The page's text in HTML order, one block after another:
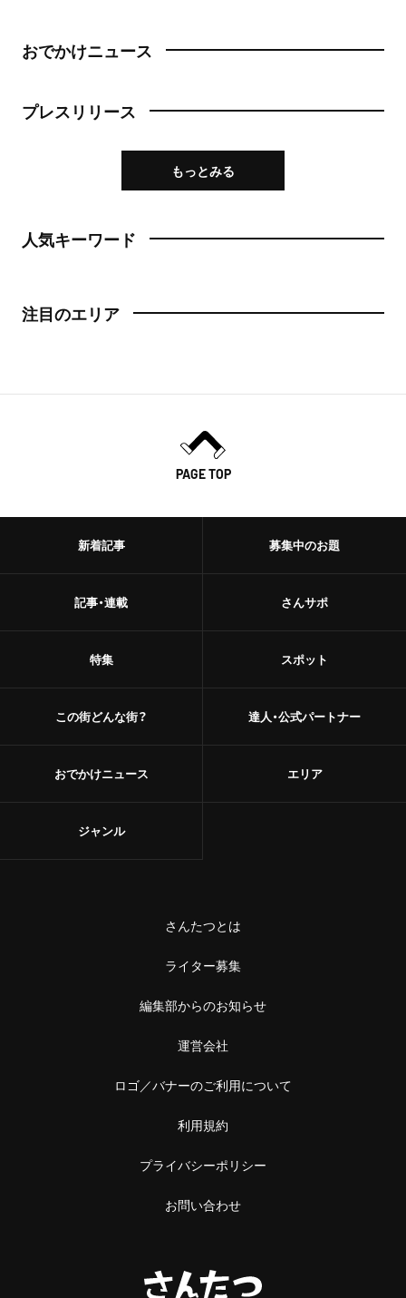
おでかけニュース
プレスリリース
もっとみる
人気キーワード
注目のエリア
PAGE TOP
新着記事
記事・連載
特集
この街どんな街？
おでかけニュース
募集中のお題
さんサポ
スポット
達人・公式パートナー
エリア
ジャンル
さんたつとは
ライター募集
編集部からのお知らせ
運営会社
ロゴ／バナーのご利用について
利用規約
プライバシーポリシー
お問い合わせ